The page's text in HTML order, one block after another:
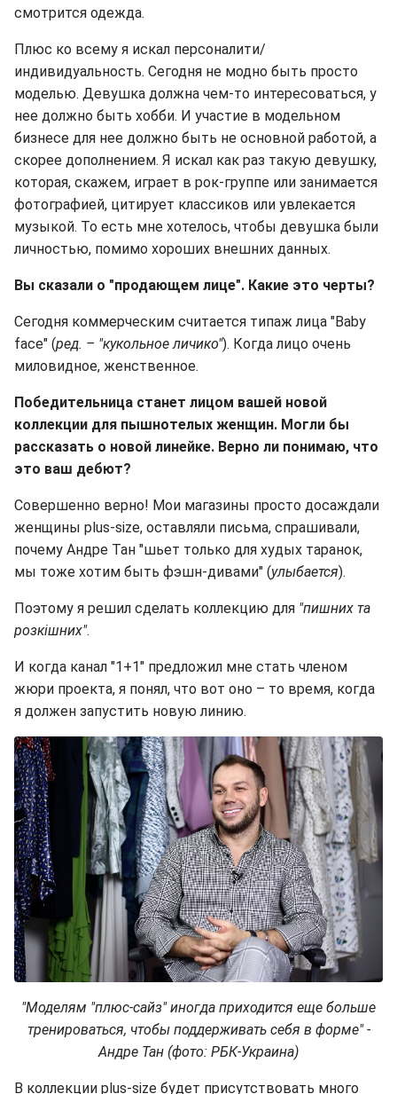
смотрится одежда.
Плюс ко всему я искал персоналити/
индивидуальность. Сегодня не модно быть просто
моделью. Девушка должна чем-то интересоваться, у
нее должно быть хобби. И участие в модельном
бизнесе для нее должно быть не основной работой, а
скорее дополнением. Я искал как раз такую девушку,
которая, скажем, играет в рок-группе или занимается
фотографией, цитирует классиков или увлекается
музыкой. То есть мне хотелось, чтобы девушка были
личностью, помимо хороших внешних данных.
Вы сказали о "продающем лице". Какие это черты?
Сегодня коммерческим считается типаж лица "Baby
face" (ред. – "кукольное личико"). Когда лицо очень
миловидное, женственное.
Победительница станет лицом вашей новой
коллекции для пышнотелых женщин. Могли бы
рассказать о новой линейке. Верно ли понимаю, что
это ваш дебют?
Совершенно верно! Мои магазины просто досаждали
женщины plus-size, оставляли письма, спрашивали,
почему Андре Тан "шьет только для худых таранок,
мы тоже хотим быть фэшн-дивами" (улыбается).
Поэтому я решил сделать коллекцию для "пишних та
розкішних".
И когда канал "1+1" предложил мне стать членом
жюри проекта, я понял, что вот оно – то время, когда
я должен запустить новую линию.
"Моделям "плюс-сайз" иногда приходится еще больше
тренироваться, чтобы поддерживать себя в форме" -
Андре Тан (фото: РБК-Украина)
В коллекции plus-size будет присутствовать много